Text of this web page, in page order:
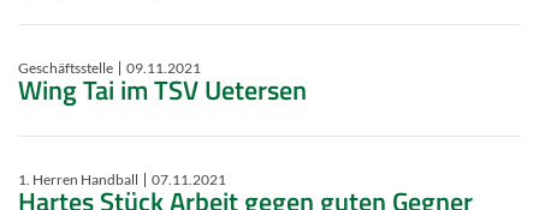
Geschäftsstelle 09.11.2021
Wing Tai im TSV Uetersen
1. Herren Handball 07.11.2021
Hartes Stück Arbeit gegen guten Gegner